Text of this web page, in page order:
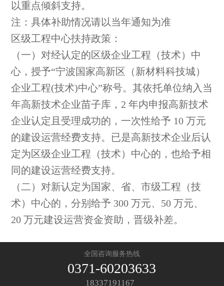
以重点倾斜支持。
注：具体补助情况请以当年通知为准
区级工程中心扶持政策：
（一）对经认定的区级企业工程（技术）中
心，授予“宁波国家高新区（新材料科技城）
企业工程(技术)中心”称号。其依托单位纳入当
年高新技术企业苗子库，2 年内申报高新技术
企业认定且受理成功的，一次性给予 10 万元
的建设运营经费支持。已是高新技术企业后认
定为区级企业工程（技术）中心的，也给予相
同的建设运营经费支持。
（二）对新认定为国家、省、市级工程（技
术）中心的，分别给予 300 万元、50 万元、
20 万元建设运营资金资助，晋级补差。
全国咨询服务热线
0371-60203633
18337191167